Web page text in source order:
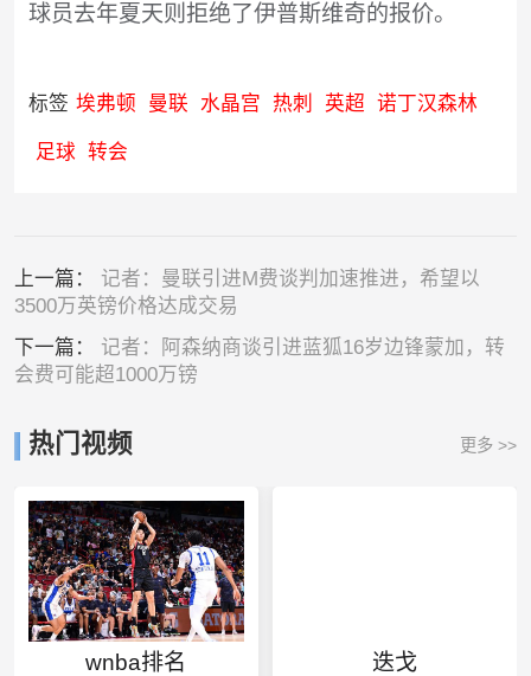
球员去年夏天则拒绝了伊普斯维奇的报价。
标签 埃弗顿 曼联 水晶宫 热刺 英超 诺丁汉森林
足球 转会
上一篇： 记者：曼联引进M费谈判加速推进，希望以
3500万英镑价格达成交易
下一篇： 记者：阿森纳商谈引进蓝狐16岁边锋蒙加，转
会费可能超1000万镑
热门视频 更多 >>
wnba排名 迭戈